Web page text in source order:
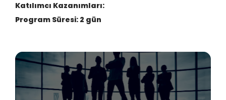
Katılımcı Kazanımları:
Program Süresi: 2 gün